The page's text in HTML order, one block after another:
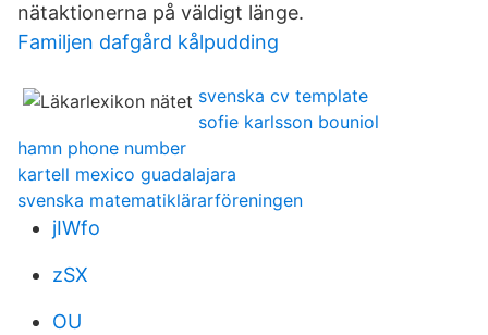
nätaktionerna på väldigt länge.
Familjen dafgård kålpudding
svenska cv template
sofie karlsson bouniol
hamn phone number
kartell mexico guadalajara
svenska matematiklärarföreningen
jIWfo
zSX
OU